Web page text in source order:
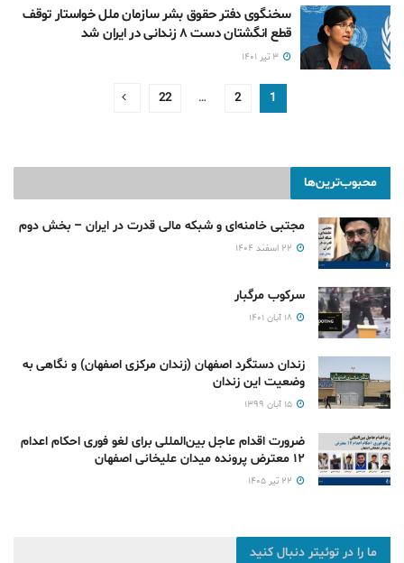
سخنگوی دفتر حقوق بشر سازمان ملل خواستار توقف
قطع انگشتان دست ۸ زندانی در ایران شد
1
2
…
22
محبوب‌ترین‌ها
مجتبی خامنه‌ای و شبکه مالی قدرت در ایران – بخش دوم
سرکوب مرگبار
زندان دستگرد اصفهان (زندان مرکزی اصفهان) و نگاهی به
وضعیت این زندان
ضرورت اقدام عاجل بین‌المللی برای لغو فوری احکام اعدام
۱۲ معترض پرونده میدان علیخانی اصفهان
ما را در توئیتر دنبال کنید